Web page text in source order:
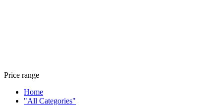
Price range
Home
"All Categories"